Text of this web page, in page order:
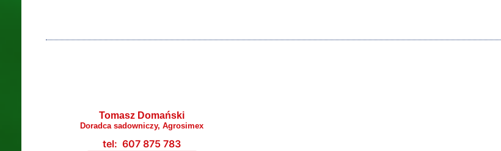
Tomasz Domański
Doradca sadowniczy, Agrosimex
tel: 607 875 783